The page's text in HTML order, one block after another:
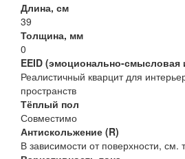
Длина, см
39
Толщина, мм
0
EEID (эмоционально-смысловая
Реалистичный кварцит для
пространств
Тёплый пол
Совместимо
Антискольжение (R)
В зависимости от поверхности, см.